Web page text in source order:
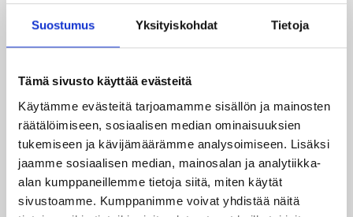
Suostumus Yksityiskohdat Tietoja
Tämä sivusto käyttää evästeitä
Käytämme evästeitä tarjoamamme sisällön ja mainosten
räätälöimiseen, sosiaalisen median ominaisuuksien
tukemiseen ja kävijämäärämme analysoimiseen. Lisäksi
jaamme sosiaalisen median, mainosalan ja analytiikka-
alan kumppaneillemme tietoja siitä, miten käytät
sivustoamme. Kumppanimme voivat yhdistää näitä
mittari luvassa jo heti viikonloppuna Tampere Cupissa!
29.07.2026
JYPin harjoitusottelut tulevalle 2026-2027 kaudelle on
julkaistu!
27.07.2026